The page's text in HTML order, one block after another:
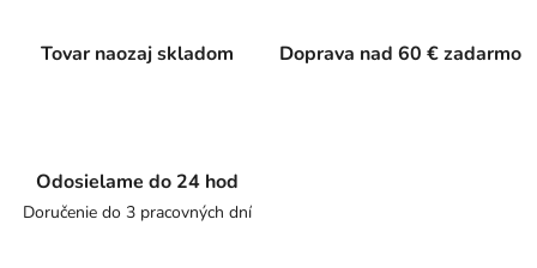
Tovar naozaj skladom Doprava nad 60 € zadarmo
Odosielame do 24 hod
Doručenie do 3 pracovných dní